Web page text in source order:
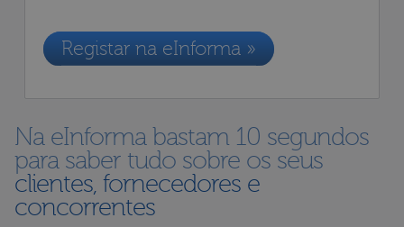
Registar na eInforma »
Na eInforma bastam 10 segundos
para saber tudo sobre os seus
clientes, fornecedores e
concorrentes